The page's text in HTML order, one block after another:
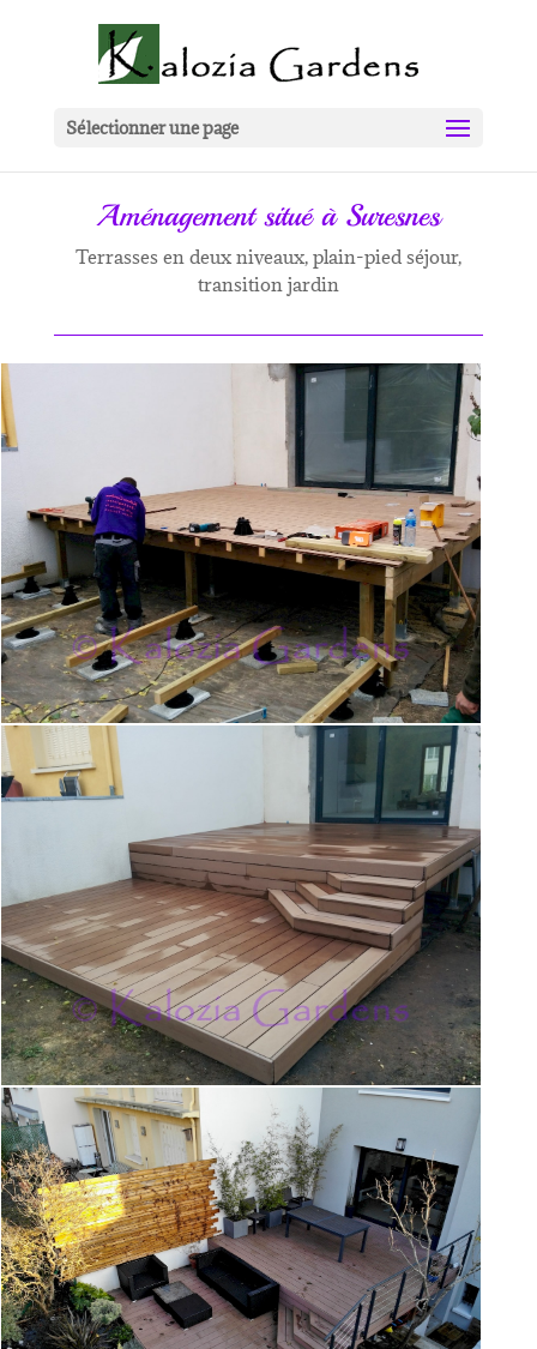
Sélectionner une page
Aménagement situé à Suresnes
Terrasses en deux niveaux, plain-pied séjour,
transition jardin